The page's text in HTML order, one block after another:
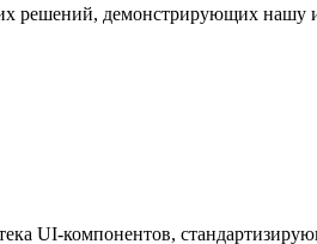
решений, демонстрирующих нашу
UI-компонентов,